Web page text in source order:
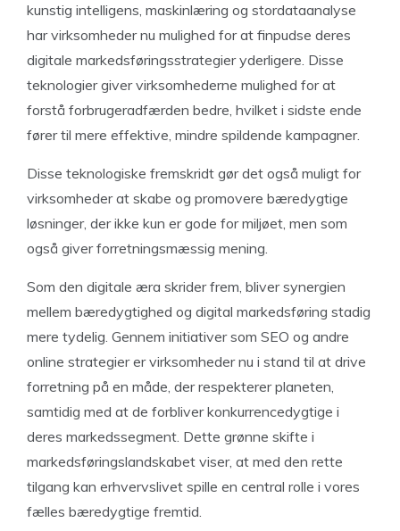
kunstig intelligens, maskinlæring og stordataanalyse
har virksomheder nu mulighed for at finpudse deres
digitale markedsføringsstrategier yderligere. Disse
teknologier giver virksomhederne mulighed for at
forstå forbrugeradfærden bedre, hvilket i sidste ende
fører til mere effektive, mindre spildende kampagner.
Disse teknologiske fremskridt gør det også muligt for
virksomheder at skabe og promovere bæredygtige
løsninger, der ikke kun er gode for miljøet, men som
også giver forretningsmæssig mening.
Som den digitale æra skrider frem, bliver synergien
mellem bæredygtighed og digital markedsføring stadig
mere tydelig. Gennem initiativer som SEO og andre
online strategier er virksomheder nu i stand til at drive
forretning på en måde, der respekterer planeten,
samtidig med at de forbliver konkurrencedygtige i
deres markedssegment. Dette grønne skifte i
markedsføringslandskabet viser, at med den rette
tilgang kan erhvervslivet spille en central rolle i vores
fælles bæredygtige fremtid.